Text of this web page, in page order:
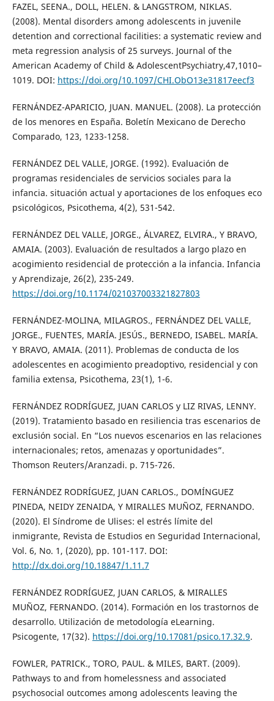
FAZEL, SEENA., DOLL, HELEN. & LANGSTROM, NIKLAS.
(2008). Mental disorders among adolescents in juvenile
detention and correctional facilities: a systematic review and
meta regression analysis of 25 surveys. Journal of the
American Academy of Child & AdolescentPsychiatry,47,1010–
1019. DOI: https://doi.org/10.1097/CHI.ObO13e31817eecf3
FERNÁNDEZ-APARICIO, JUAN. MANUEL. (2008). La protección
de los menores en España. Boletín Mexicano de Derecho
Comparado, 123, 1233-1258.
FERNÁNDEZ DEL VALLE, JORGE. (1992). Evaluación de
programas residenciales de servicios sociales para la
infancia. situación actual y aportaciones de los enfoques eco
psicológicos, Psicothema, 4(2), 531-542.
FERNÁNDEZ DEL VALLE, JORGE., ÁLVAREZ, ELVIRA., Y BRAVO,
AMAIA. (2003). Evaluación de resultados a largo plazo en
acogimiento residencial de protección a la infancia. Infancia
y Aprendizaje, 26(2), 235-249.
https://doi.org/10.1174/021037003321827803
FERNÁNDEZ-MOLINA, MILAGROS., FERNÁNDEZ DEL VALLE,
JORGE., FUENTES, MARÍA. JESÚS., BERNEDO, ISABEL. MARÍA.
Y BRAVO, AMAIA. (2011). Problemas de conducta de los
adolescentes en acogimiento preadoptivo, residencial y con
familia extensa, Psicothema, 23(1), 1-6.
FERNÁNDEZ RODRÍGUEZ, JUAN CARLOS y LIZ RIVAS, LENNY.
(2019). Tratamiento basado en resiliencia tras escenarios de
exclusión social. En “Los nuevos escenarios en las relaciones
internacionales; retos, amenazas y oportunidades”.
Thomson Reuters/Aranzadi. p. 715-726.
FERNÁNDEZ RODRÍGUEZ, JUAN CARLOS., DOMÍNGUEZ
PINEDA, NEIDY ZENAIDA, Y MIRALLES MUÑOZ, FERNANDO.
(2020). El Síndrome de Ulises: el estrés límite del
inmigrante, Revista de Estudios en Seguridad Internacional,
Vol. 6, No. 1, (2020), pp. 101-117. DOI:
http://dx.doi.org/10.18847/1.11.7
FERNÁNDEZ RODRÍGUEZ, JUAN CARLOS, & MIRALLES
MUÑOZ, FERNANDO. (2014). Formación en los trastornos de
desarrollo. Utilización de metodología eLearning.
Psicogente, 17(32). https://doi.org/10.17081/psico.17.32.9.
FOWLER, PATRICK., TORO, PAUL. & MILES, BART. (2009).
Pathways to and from homelessness and associated
psychosocial outcomes among adolescents leaving the